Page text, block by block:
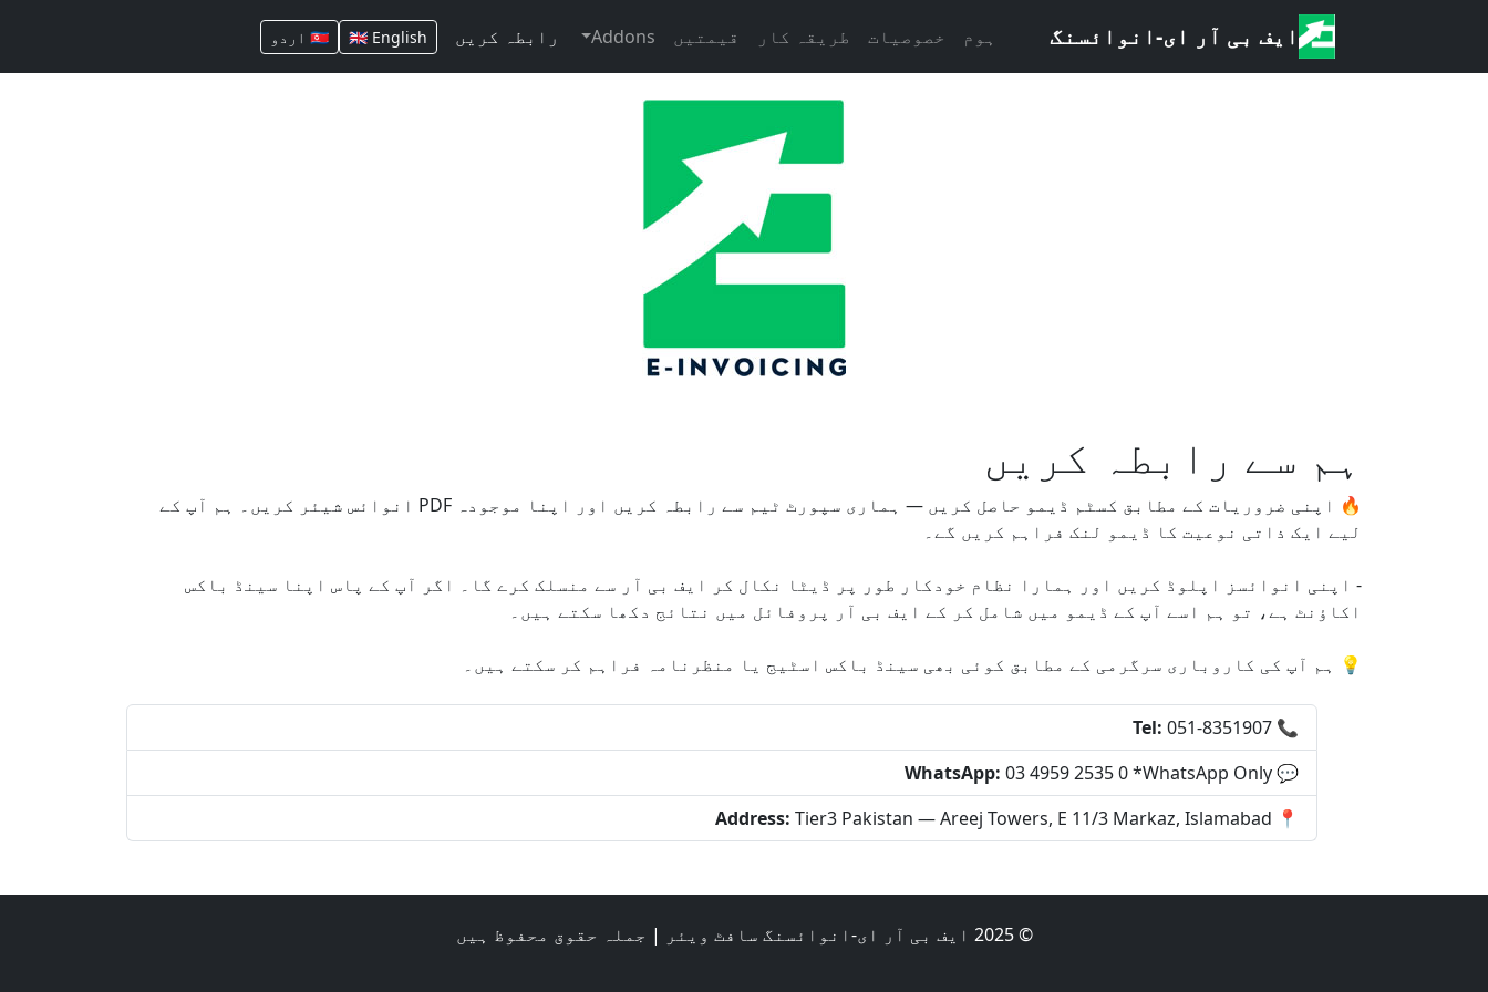
ایف بی آر ای-انوائسنگ ہوم خصوصیات طریقہ کار قیمتیں Addons رابطہ کریں 🇬🇧 English 🇵🇰 اردو
ہم سے رابطہ کریں
🔥 اپنی ضروریات کے مطابق کسٹم ڈیمو حاصل کریں — ہماری سپورٹ ٹیم سے رابطہ کریں اور اپنا موجودہ PDF انوائس شیئر کریں۔ ہم آپ کے
لیے ایک ذاتی نوعیت کا ڈیمو لنک فراہم کریں گے۔
- اپنی انوائسز اپلوڈ کریں اور ہمارا نظام خودکار طور پر ڈیٹا نکال کر ایف بی آر سے منسلک کرے گا۔ اگر آپ کے پاس اپنا سینڈ باکس
اکاؤنٹ ہے، تو ہم اسے آپ کے ڈیمو میں شامل کر کے ایف بی آر پروفائل میں نتائج دکھا سکتے ہیں۔
💡 ہم آپ کی کاروباری سرگرمی کے مطابق کوئی بھی سینڈ باکس اسٹیج یا منظرنامہ فراہم کر سکتے ہیں۔
📞
Tel: 051-8351907
💬
WhatsApp: 03 4959 2535 0 *WhatsApp Only
📍
Address: Tier3 Pakistan — Areej Towers, E 11/3 Markaz, Islamabad
© 2025 ایف بی آر ای-انوائسنگ سافٹ ویئر | جملہ حقوق محفوظ ہیں